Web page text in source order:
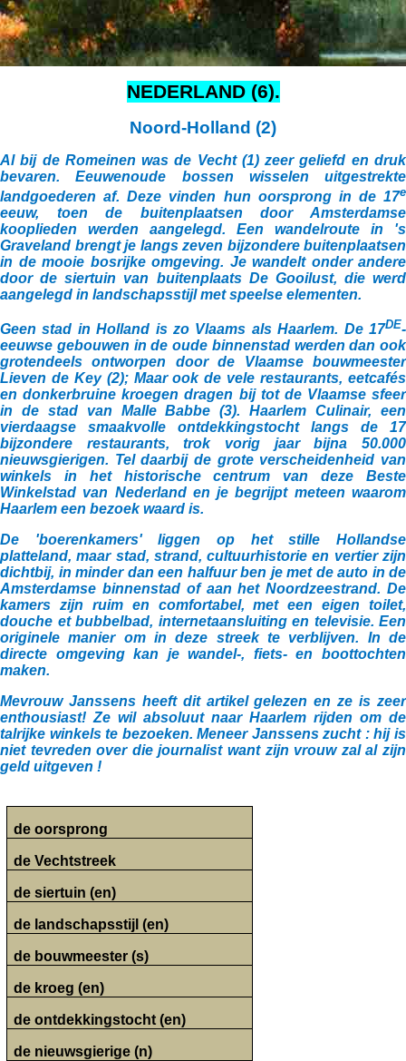
NEDERLAND (6).
Noord-Holland (2)
Al bij de Romeinen was de Vecht (1) zeer geliefd en druk
bevaren. Eeuwenoude bossen wisselen uitgestrekte
landgoederen af. Deze vinden hun oorsprong in de 17e
eeuw, toen de buitenplaatsen door Amsterdamse
kooplieden werden aangelegd. Een wandelroute in 's
Graveland brengt je langs zeven bijzondere buitenplaatsen
in de mooie bosrijke omgeving. Je wandelt onder andere
door de siertuin van buitenplaats De Gooilust, die werd
aangelegd in landschapsstijl met speelse elementen.
Geen stad in Holland is zo Vlaams als Haarlem. De 17DE-
eeuwse gebouwen in de oude binnenstad werden dan ook
grotendeels ontworpen door de Vlaamse bouwmeester
Lieven de Key (2); Maar ook de vele restaurants, eetcafés
en donkerbruine kroegen dragen bij tot de Vlaamse sfeer
in de stad van Malle Babbe (3). Haarlem Culinair, een
vierdaagse smaakvolle ontdekkingstocht langs de 17
bijzondere restaurants, trok vorig jaar bijna 50.000
nieuwsgierigen. Tel daarbij de grote verscheidenheid van
winkels in het historische centrum van deze Beste
Winkelstad van Nederland en je begrijpt meteen waarom
Haarlem een bezoek waard is.
De 'boerenkamers' liggen op het stille Hollandse
platteland, maar stad, strand, cultuurhistorie en vertier zijn
dichtbij, in minder dan een halfuur ben je met de auto in de
Amsterdamse binnenstad of aan het Noordzeestrand. De
kamers zijn ruim en comfortabel, met een eigen toilet,
douche et bubbelbad, internetaansluiting en televisie. Een
originele manier om in deze streek te verblijven. In de
directe omgeving kan je wandel-, fiets- en boottochten
maken.
Mevrouw Janssens heeft dit artikel gelezen en ze is zeer
enthousiast! Ze wil absoluut naar Haarlem rijden om de
talrijke winkels te bezoeken. Meneer Janssens zucht : hij is
niet tevreden over die journalist want zijn vrouw zal al zijn
geld uitgeven !
de oorsprong
de Vechtstreek
de siertuin (en)
de landschapsstijl (en)
de bouwmeester (s)
de kroeg (en)
de ontdekkingstocht (en)
de nieuwsgierige (n)